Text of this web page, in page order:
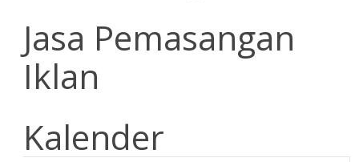
Jasa Pemasangan
Iklan
Kalender